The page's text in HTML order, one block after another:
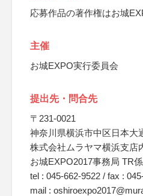
応募作品の著作権はお城
主催
お城EXPO実行委員会
提出先・問合先
〒231-0021
神奈川県横浜市中区日本大
株式会社ムラヤマ横浜支店
お城EXPO2017事務局 TR係
tel : 045-662-9522 / fax :
mail :